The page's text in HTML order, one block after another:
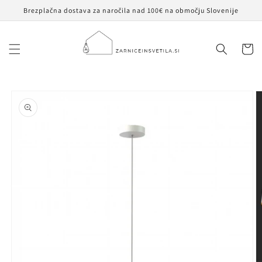
na
vsebino
Brezplačna dostava za naročila nad 100€ na območju Slovenije
informacije
o izdelku